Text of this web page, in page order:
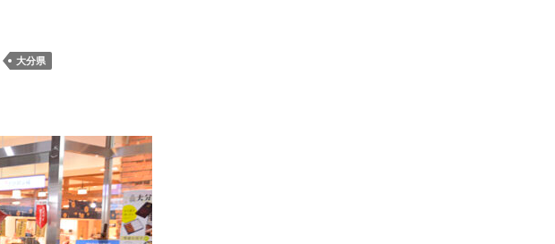
大分県